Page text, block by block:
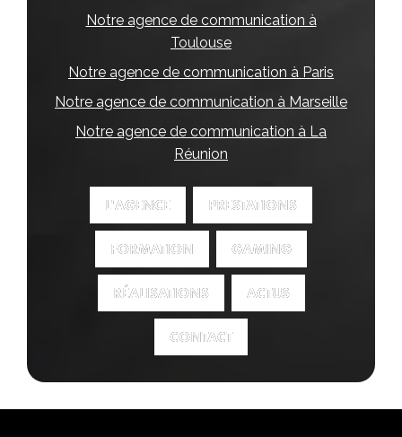
Notre agence de communication à
Toulouse
Notre agence de communication à Paris
Notre agence de communication à Marseille
Notre agence de communication à La
Réunion
L'AGENCE
L'AGENCE PRESTATIONS
PRESTATIONS
FORMATION
FORMATION GAMING
GAMING
RÉALISATIONS
RÉALISATIONS ACTUS
ACTUS
CONTACT
CONTACT